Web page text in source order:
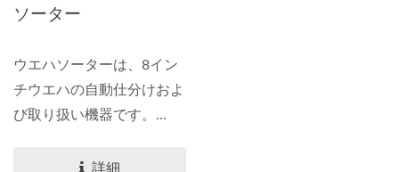
ソーター
ウエハソーターは、8イン
チウエハの自動仕分けおよ
び取り扱い機器です。...
詳細